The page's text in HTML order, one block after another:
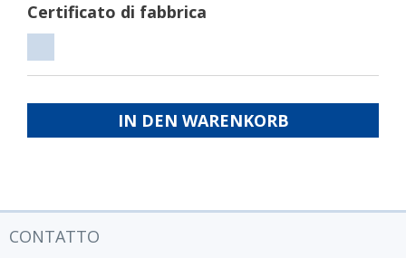
Certificato di fabbrica
di
fabbrica
IN DEN WARENKORB
CONTATTO